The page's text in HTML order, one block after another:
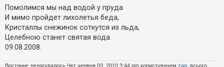
Помолимся мы над водой у пруда
И мимо пройдет лихолетья беда,
Кристаллы снежинок соткутся из льда,
Целебною станет святая вода.
09.08.2008.
Востаннє редагувалось Чет червня 03, 2010 3:44 pm користувачем zag , всього